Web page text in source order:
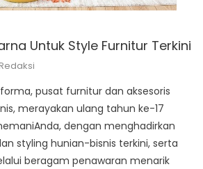
Untuk Style Furnitur Terkini
Author
Redaksi
pusat furnitur dan aksesoris
merayakan ulang tahun ke-17
dengan menghadirkan
styling hunian-bisnis terkini, serta
beragam penawaran menarik